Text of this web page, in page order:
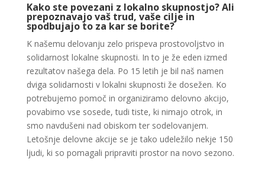
Kako ste povezani z lokalno skupnostjo? Ali
prepoznavajo vaš trud, vaše cilje in
spodbujajo to za kar se borite?
K našemu delovanju zelo prispeva prostovoljstvo in
solidarnost lokalne skupnosti. In to je že eden izmed
rezultatov našega dela. Po 15 letih je bil naš namen
dviga solidarnosti v lokalni skupnosti že dosežen. Ko
potrebujemo pomoč in organiziramo delovno akcijo,
povabimo vse sosede, tudi tiste, ki nimajo otrok, in
smo navdušeni nad obiskom ter sodelovanjem.
Letošnje delovne akcije se je tako udeležilo nekje 150
ljudi, ki so pomagali pripraviti prostor na novo sezono.